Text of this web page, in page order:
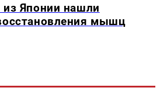
из Японии нашли
мышц